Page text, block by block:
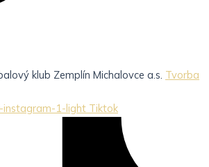
klub Zemplín Michalovce a.s. Tvorba
instagram-1-light Tiktok